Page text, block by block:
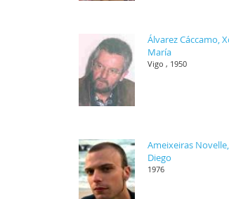
Álvarez Cáccamo,
María
Vigo , 1950
Ameixeiras Novelle,
Diego
1976